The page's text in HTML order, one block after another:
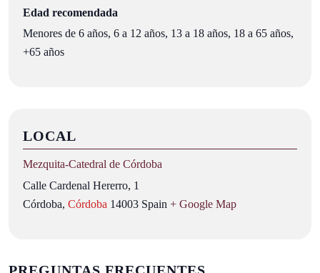
LOCAL
Mezquita‑Catedral de Córdoba
Calle Cardenal Hererro, 1
Córdoba, Córdoba 14003 Spain + Google Map
Edad recomendada
Menores de 6 años, 6 a 12 años, 13 a 18 años, 18 a 65 años,
+65 años